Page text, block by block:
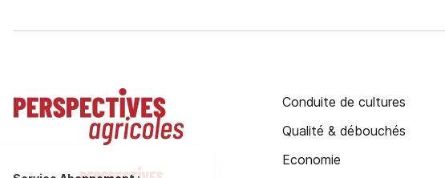
Conduite de cultures
Qualité & débouchés
Economie